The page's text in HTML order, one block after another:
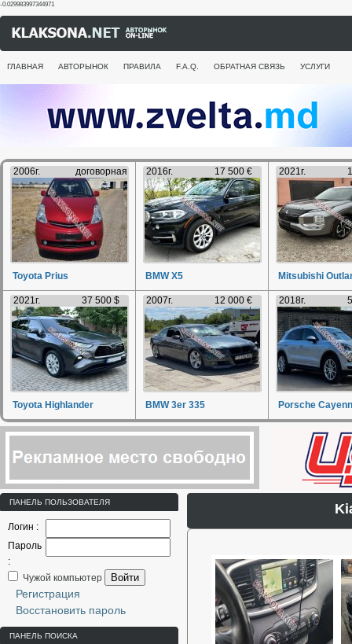
-0.029983997344971
ГЛАВНАЯ АВТОРЫНОК ПРАВИЛА F.A.Q. ОБРАТНАЯ СВЯЗЬ УСЛУГИ
2006г. договорная
Toyota Prius
2016г. 17 500 €
BMW X5
2021г.
Mitsubishi
2021г. 37 500 $
Toyota Highlander
2007г. 12 000 €
BMW 3er 335
2018г.
Porsche
ПАНЕЛЬ ПОЛЬЗОВАТЕЛЯ
Логин :
Пароль
:
Чужой компьютер
Войти
Регистрация
Восстановить пароль
ПАНЕЛЬ ПОИСКА